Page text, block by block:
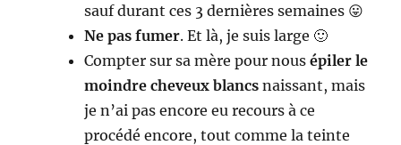
sauf durant ces 3 dernières semaines 😛
Ne pas fumer. Et là, je suis large 🙂
Compter sur sa mère pour nousépiler le
moindre cheveux blancs naissant, mais
je n’ai pas encore eu recours à ce
procédé encore, tout comme la teinte